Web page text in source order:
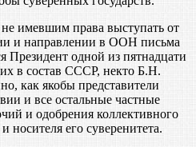
имевшим права выступать от
и направлении в ООН письма
Президент одной из пятнадцати
в состав СССР, некто Б.Н.
как якобы представители
и все остальные частные
и одобрения коллективного
его суверенитета.